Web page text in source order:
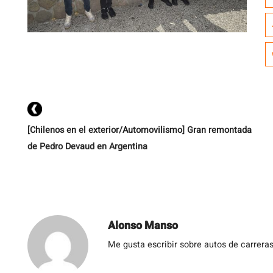
[Chilenos en el exterior/Automovilismo] Gran remontada
de Pedro Devaud en Argentina
Alonso Manso
Me gusta escribir sobre autos de